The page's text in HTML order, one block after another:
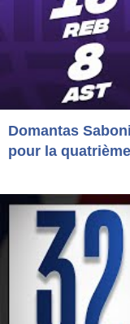
Domantas
pour la